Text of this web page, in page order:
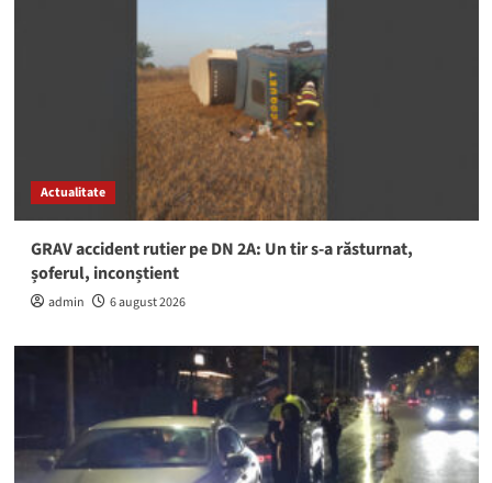
Actualitate
GRAV accident rutier pe DN 2A: Un tir s-a răsturnat,
șoferul, inconștient
admin 6 august 2026